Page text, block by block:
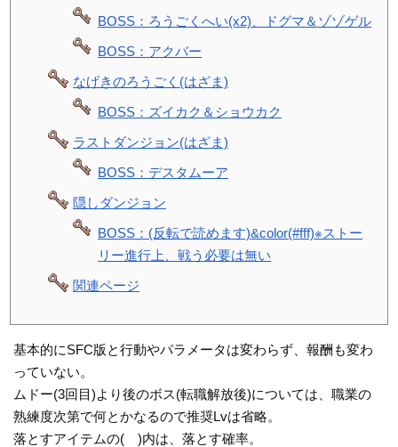
BOSS：ろうごくへい(x2)、ドグマ＆ゾゾゲル
BOSS：アクバー
なげきのろうごく(はざま)
BOSS：ズイカク＆ショウカク
ラストダンジョン(はざま)
BOSS：デスタムーア
隠しダンジョン
BOSS：(反転で読めます)&color(#fff)※ストー
リー進行上、戦う必要は無い
関連ページ
基本的にSFC版と行動やパラメータは変わらず、報酬も変わ
っていない。
ムドー(3回目)より後のボス(転職解放後)については、職業の
熟練度次第で何とかなるので推奨Lvは省略。
落とすアイテムの( )内は、落とす確率。